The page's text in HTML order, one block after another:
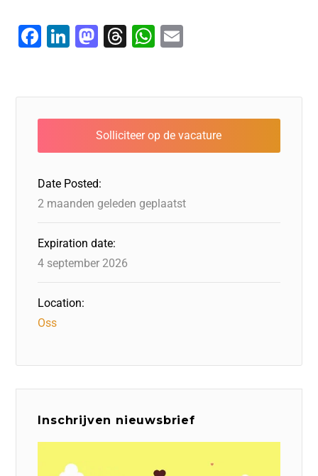
F
e
b
o
o
k
Li
e
dI
n
M
o
d
o
T
a
d
s
W
s
A
p
l
Date Posted:
2 maanden geleden geplaatst
Expiration date:
4 september 2026
Location:
Oss
Inschrijven nieuwsbrief